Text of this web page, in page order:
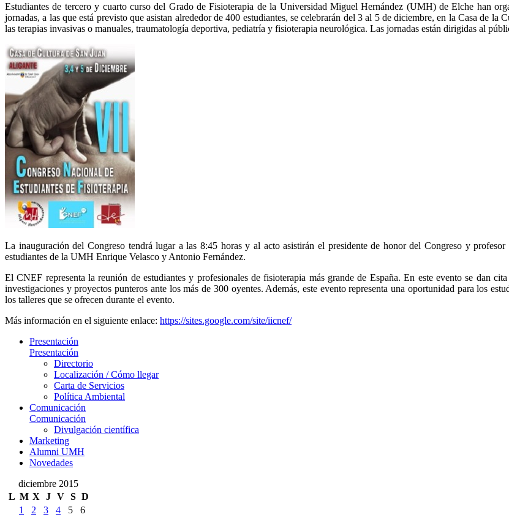
Estudiantes de tercero y cuarto curso del Grado de Fisioterapia de la Universidad Miguel Hernández (UMH) de Elche han
jornadas, a las que está previsto que asistan alrededor de 400 estudiantes, se celebrarán del 3 al 5 de diciembre, en la Casa de la
las terapias invasivas o manuales, traumatología deportiva, pediatría y fisioterapia neurológica. Las jornadas están dirigidas al
La inauguración del Congreso tendrá lugar a las 8:45 horas y al acto asistirán el presidente de honor del Congreso y
estudiantes de la UMH Enrique Velasco y Antonio Fernández.
El CNEF representa la reunión de estudiantes y profesionales de fisioterapia más grande de España. En este evento se dan
investigaciones y proyectos punteros ante los más de 300 oyentes. Además, este evento representa una oportunidad para los
los talleres que se ofrecen durante el evento.
Más información en el siguiente enlace: https://sites.google.com/site/iicnef/
Presentación
Presentación
Directorio
Localización / Cómo llegar
Carta de Servicios
Política Ambiental
Comunicación
Comunicación
Divulgación científica
Marketing
Alumni UMH
Novedades
diciembre 2015
L M X J V S D
1
2 3 4 5
6